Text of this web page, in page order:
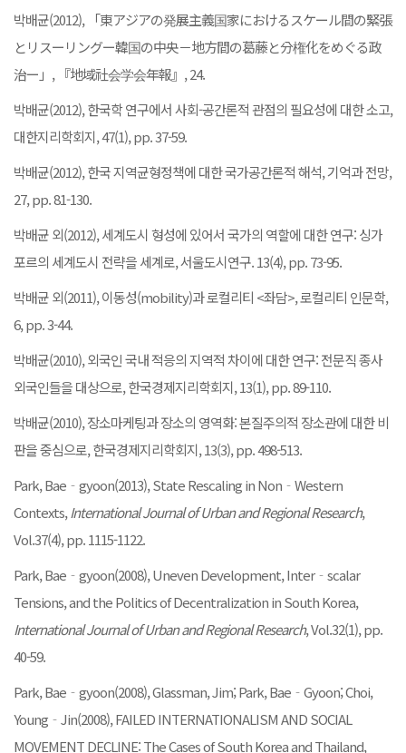
박배균(2012), 「東アジアの発展主義国家におけるスケール間の緊張
とリスーリングー韓国の中央－地方間の葛藤と分権化をめぐる政
治ー」, 『地域社会学会年報』, 24.
박배균(2012), 한국학 연구에서 사회-공간론적 관점의 필요성에 대한 소고,
대한지리학회지, 47(1), pp. 37-59.
박배균(2012), 한국 지역균형정책에 대한 국가공간론적 해석, 기억과 전망,
27, pp. 81-130.
박배균 외(2012), 세계도시 형성에 있어서 국가의 역할에 대한 연구: 싱가
포르의 세계도시 전략을 세계로, 서울도시연구. 13(4), pp. 73-95.
박배균 외(2011), 이동성(mobility)과 로컬리티 <좌담>, 로컬리티 인문학,
6, pp. 3-44.
박배균(2010), 외국인 국내 적응의 지역적 차이에 대한 연구: 전문직 종사
외국인들을 대상으로, 한국경제지리학회지, 13(1), pp. 89-110.
박배균(2010), 장소마케팅과 장소의 영역화: 본질주의적 장소관에 대한 비
판을 중심으로, 한국경제지리학회지, 13(3), pp. 498-513.
Park, Bae‐gyoon(2013), State Rescaling in Non‐Western
Contexts, International Journal of Urban and Regional Research,
Vol.37(4), pp. 1115-1122.
Park, Bae‐gyoon(2008), Uneven Development, Inter‐scalar
Tensions, and the Politics of Decentralization in South Korea,
International Journal of Urban and Regional Research, Vol.32(1), pp.
40-59.
Park, Bae‐gyoon(2008), Glassman, Jim; Park, Bae‐Gyoon; Choi,
Young‐Jin(2008), FAILED INTERNATIONALISM AND SOCIAL
MOVEMENT DECLINE: The Cases of South Korea and Thailand,